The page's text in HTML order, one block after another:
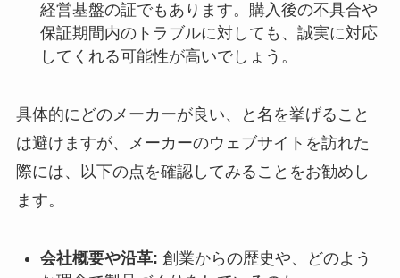
経営基盤の証でもあります。購入後の不具合や
保証期間内のトラブルに対しても、誠実に対応
してくれる可能性が高いでしょう。
具体的にどのメーカーが良い、と名を挙げること
は避けますが、メーカーのウェブサイトを訪れた
際には、以下の点を確認してみることをお勧めし
ます。
会社概要や沿革: 創業からの歴史や、どのよう